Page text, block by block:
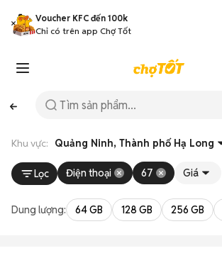
Voucher KFC đến 100k
Chỉ có trên app Chợ Tốt
Khu vực: Quảng Ninh, Thành phố Hạ Long
Lọc Điện thoại 67 Giá
Dung lượng: 64 GB 128 GB 256 GB